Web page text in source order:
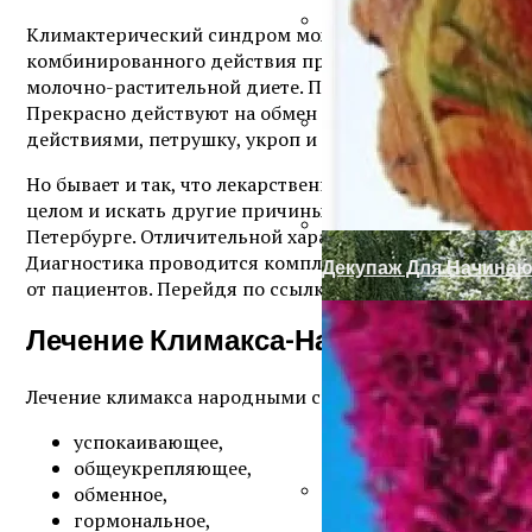
Купальный Женский
Дренаж Участка
Декупаж Для
Климактерический синдром может длиться годами
комбинированного действия препаратов
молочно-растительной диете. Поваренная соль
Прекрасно действуют на обмен веществ
действиями, петрушку, укроп и сельдерей.
Но бывает и так, что лекарственные препараты и
целом и искать другие причины недомоганий.
Петербурге. Отличительной характеристикой
Диагностика проводится комплексно и на её основе
от пациентов. Перейдя по ссылке можно
Лечение Климакса-Народные
Лечение климакса народными средствами нужно
успокаивающее,
общеукрепляющее,
обменное,
гормональное,